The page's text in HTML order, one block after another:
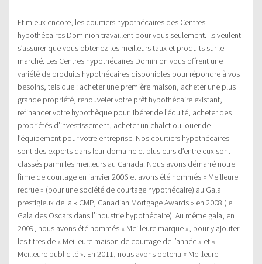
Et mieux encore, les courtiers hypothécaires des Centres
hypothécaires Dominion travaillent pour vous seulement. Ils veulent
s’assurer que vous obtenez les meilleurs taux et produits sur le
marché. Les Centres hypothécaires Dominion vous offrent une
variété de produits hypothécaires disponibles pour répondre à vos
besoins, tels que : acheter une première maison, acheter une plus
grande propriété, renouveler votre prêt hypothécaire existant,
refinancer votre hypothèque pour libérer de l’équité, acheter des
propriétés d’investissement, acheter un chalet ou louer de
l’équipement pour votre entreprise. Nos courtiers hypothécaires
sont des experts dans leur domaine et plusieurs d’entre eux sont
classés parmi les meilleurs au Canada. Nous avons démarré notre
firme de courtage en janvier 2006 et avons été nommés « Meilleure
recrue » (pour une société de courtage hypothécaire) au Gala
prestigieux de la « CMP, Canadian Mortgage Awards » en 2008 (le
Gala des Oscars dans l’industrie hypothécaire). Au même gala, en
2009, nous avons été nommés « Meilleure marque », pour y ajouter
les titres de « Meilleure maison de courtage de l’année » et «
Meilleure publicité ». En 2011, nous avons obtenu « Meilleure